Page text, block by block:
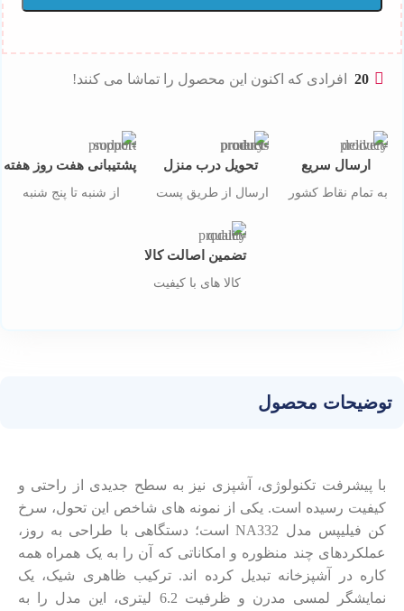
20 افرادی که اکنون این محصول را تماشا می کنند!
ارسال سریع
به تمام نقاط کشور
تحویل درب منزل
ارسال از طریق پست
پشتیبانی هفت روز هفته
از شنبه تا پنج شنبه
تضمین اصالت کالا
کالا های با کیفیت
توضیحات محصول
با پیشرفت تکنولوژی، آشپزی نیز به سطح جدیدی از راحتی و
کیفیت رسیده است. یکی از نمونه‌ های شاخص این تحول، سرخ
کن فیلیپس مدل NA332 است؛ دستگاهی با طراحی به روز،
عملکردهای چند منظوره و امکاناتی که آن را به یک همراه همه
کاره در آشپزخانه تبدیل کرده‌ اند. ترکیب ظاهری شیک، یک
نمایشگر لمسی مدرن و ظرفیت 6.2 لیتری، این مدل را به